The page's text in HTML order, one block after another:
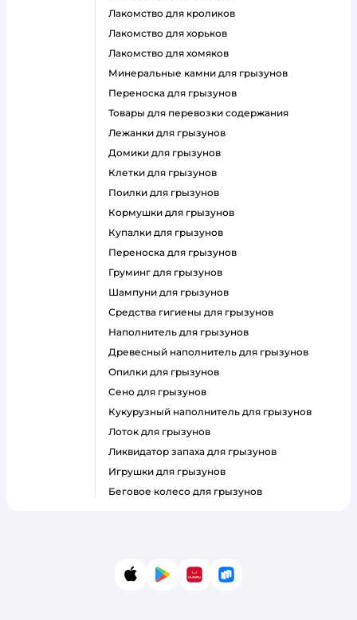
лакомство для кроликов
лакомство для хорьков
лакомство для хомяков
минеральные камни для грызунов
переноска для грызунов
товары для перевозки содержания
лежанки для грызунов
домики для грызунов
клетки для грызунов
поилки для грызунов
кормушки для грызунов
купалки для грызунов
переноска для грызунов
груминг для грызунов
шампуни для грызунов
средства гигиены для грызунов
наполнитель для грызунов
древесный наполнитель для грызунов
опилки для грызунов
сено для грызунов
кукурузный наполнитель для грызунов
лоток для грызунов
ликвидатор запаха для грызунов
игрушки для грызунов
беговое колесо для грызунов
App StoreGoogle Play
AppGallery
RuStore